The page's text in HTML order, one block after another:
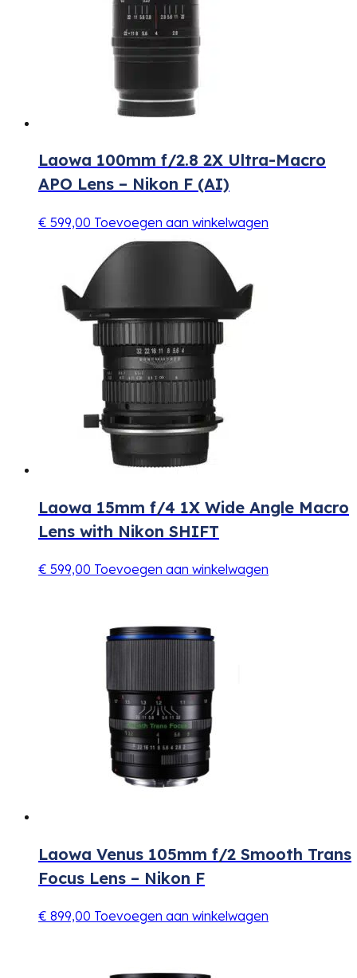
Laowa 100mm f/2.8 2X Ultra-Macro
APO Lens – Nikon F (AI)
€ 599,00 Toevoegen aan winkelwagen
Laowa 15mm f/4 1X Wide Angle Macro
Lens with Nikon SHIFT
€ 599,00 Toevoegen aan winkelwagen
Laowa Venus 105mm f/2 Smooth Trans
Focus Lens – Nikon F
€ 899,00 Toevoegen aan winkelwagen